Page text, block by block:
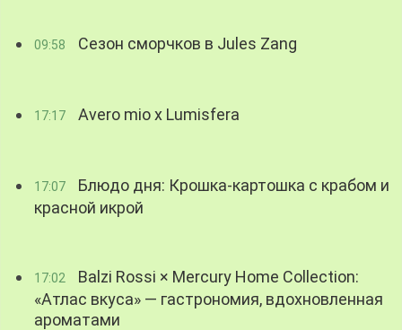
09:58 Сезон сморчков в Jules Zang
17:17 Avero mio x Lumisfera
17:07
Блюдо дня: Крошка-картошка с крабом и
красной икрой
17:02
Balzi Rossi × Mercury Home Collection:
«Атлас вкуса» — гастрономия, вдохновленная
ароматами